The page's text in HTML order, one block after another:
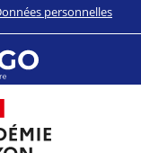
personnelles